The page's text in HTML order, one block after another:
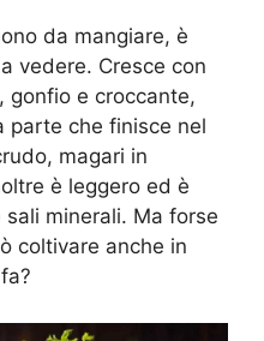
da mangiare, è
vedere. Cresce con
gonfio e croccante,
parte che finisce nel
magari in
è leggero ed è
minerali. Ma forse
coltivare anche in